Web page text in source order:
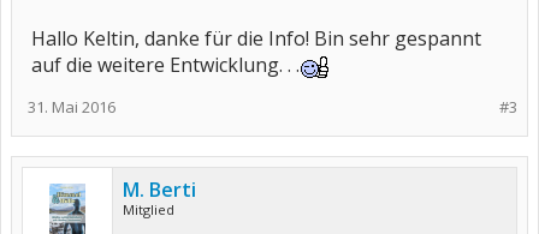
Hallo Keltin, danke für die Info! Bin sehr gespannt
auf die weitere Entwicklung. . .
#3
31. Mai 2016
M. Berti
Mitglied